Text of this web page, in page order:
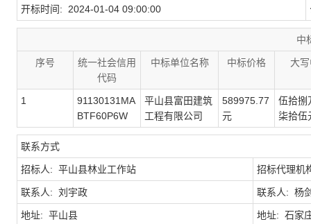
开标时间: 2024-01-04 09:00:00
中
序号
统一社会信用
代码
中标单位名称 中标价格 大
1
91130131MA
BTF60P6W
平山县富田建筑
工程有限公司
589975.77
元
伍拾捌
柒拾伍
联系方式
招标人: 平山县林业工作站 招标代理机
联系人: 刘宇政 联系人: 杨
地址: 平山县 地址: 石家